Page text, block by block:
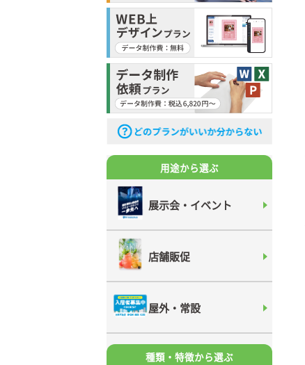
用途から選ぶ
展示会・イベント
店舗販促
屋外・常設
種類・特徴から選ぶ